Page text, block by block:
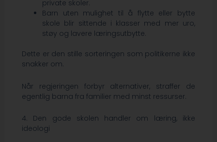
private skoler.
Barn uten mulighet til å flytte eller bytte
skole blir sittende i klasser med mer uro,
støy og lavere læringsutbytte.
Dette er den stille sorteringen som politikerne ikke
snakker om.
Når regjeringen forbyr alternativer, straffer de
egentlig barna fra familier med minst ressurser.
4. Den gode skolen handler om læring, ikke
ideologi